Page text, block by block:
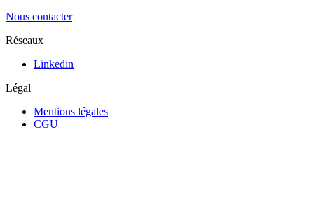
Nous contacter
Réseaux
Linkedin
Légal
Mentions légales
CGU